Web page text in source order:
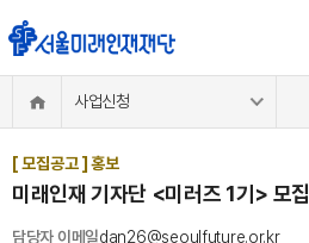
사업신청
[ 모집공고 ] 홍보
미래인재 기자단 <미러즈 1기> 모집
담당자 이메일dan26@seoulfuture.or.kr